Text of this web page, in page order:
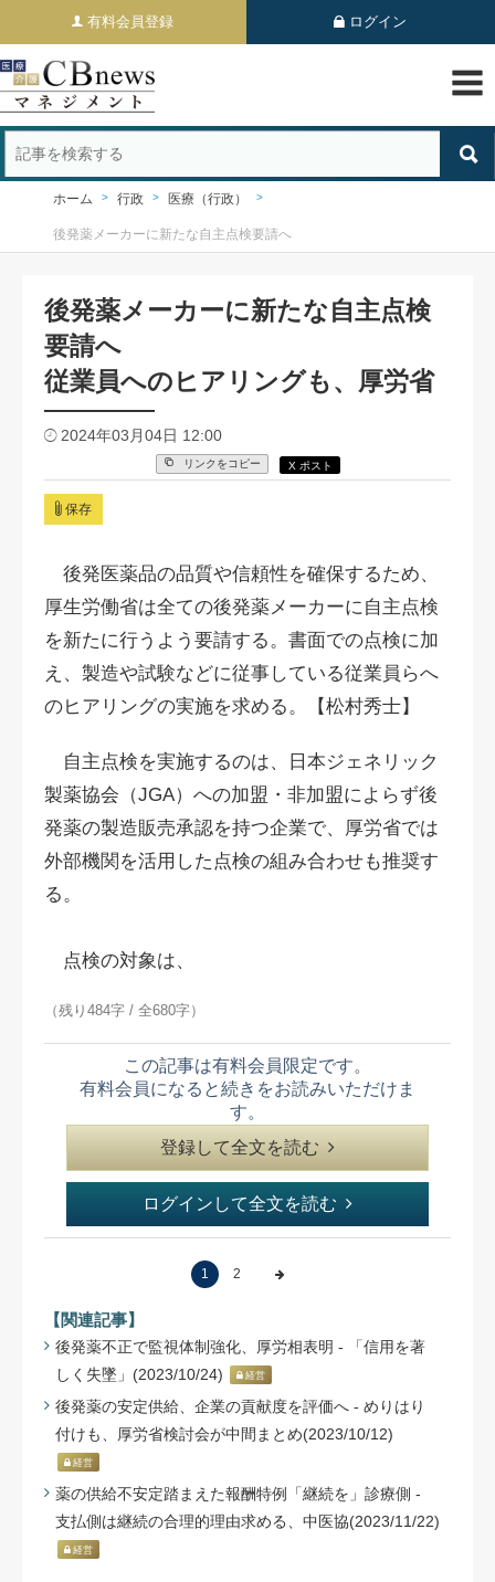
有料会員登録 ログイン
ホーム 行政 医療（行政）
後発薬メーカーに新たな自主点検要請へ
後発薬メーカーに新たな自主点検
要請へ
従業員へのヒアリングも、厚労省
2024年03月04日 12:00
リンクをコピー X ポスト
保存
後発医薬品の品質や信頼性を確保するため、
厚生労働省は全ての後発薬メーカーに自主点検
を新たに行うよう要請する。書面での点検に加
え、製造や試験などに従事している従業員らへ
のヒアリングの実施を求める。【松村秀士】
自主点検を実施するのは、日本ジェネリック
製薬協会（JGA）への加盟・非加盟によらず後
発薬の製造販売承認を持つ企業で、厚労省では
外部機関を活用した点検の組み合わせも推奨す
る。
点検の対象は、
（残り484字 / 全680字）
この記事は有料会員限定です。
有料会員になると続きをお読みいただけま
す。
登録して全文を読む
ログインして全文を読む
1 2
【関連記事】
後発薬不正で監視体制強化、厚労相表明 - 「信用を著
しく失墜」(2023/10/24)
経営
後発薬の安定供給、企業の貢献度を評価へ - めりはり
付けも、厚労省検討会が中間まとめ(2023/10/12)
経営
薬の供給不安定踏まえた報酬特例「継続を」診療側 -
支払側は継続の合理的理由求める、中医協(2023/11/22)
経営